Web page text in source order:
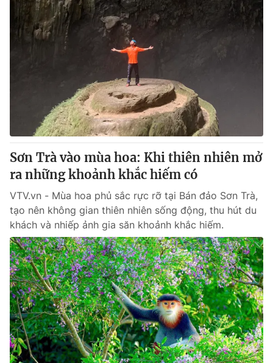
VTV Money VTV Thể thao
VTV Sức khoẻ Bất động sản
Thị trường 24h Tấm lòng Việt
VTV4 Vươn mình bằng AI
VTV9 VTV8
Liên hệ tòa soạn English
THỜI BÁO VTV
Theo dõi báo trên
Cơ quan chủ quản: Đài Truyền hình Việt Nam
Cơ quan báo chí:Thời báo VTV
Sơn Trà vào mùa hoa: Khi thiên nhiên mở
ra những khoảnh khắc hiếm có
VTV.vn - Mùa hoa phủ sắc rực rỡ tại Bán đảo Sơn Trà,
tạo nên không gian thiên nhiên sống động, thu hút du
khách và nhiếp ảnh gia săn khoảnh khắc hiếm.